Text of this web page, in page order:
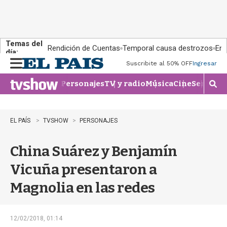
Temas del
día:
Rendición de Cuentas Temporal causa destrozos En
n
u
Suscribite al 50% OFFIngresar
PersonajesTV y radioMúsicaCineSeries
M
o
EL PAÍS TVSHOW PERSONAJES
China Suárez y Benjamín
Vicuña presentaron a
Magnolia en las redes
12/02/2018, 01:14